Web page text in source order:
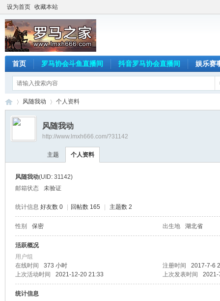
设为首页 收藏本站
首页 罗马协会斗鱼直播间 抖音罗马协会直播间 娱乐赛
›
风随我动 个人资料
风随我动
http://www.lmxh666.com/?31142
主题 个人资料
风随我动(UID: 31142)
邮箱状态
未验证
统计信息 好友数 0 回帖数 165 主题数 2
性别 保密 出生地 湖北省
活跃概况
用户组
在线时间
373 小时 注册时间
2017-7-6
上次活动时间
2021-12-20 21:33 上次发表时间 2021-
统计信息